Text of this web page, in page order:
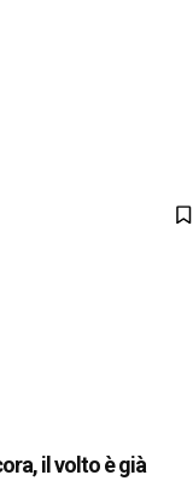
il volto è già